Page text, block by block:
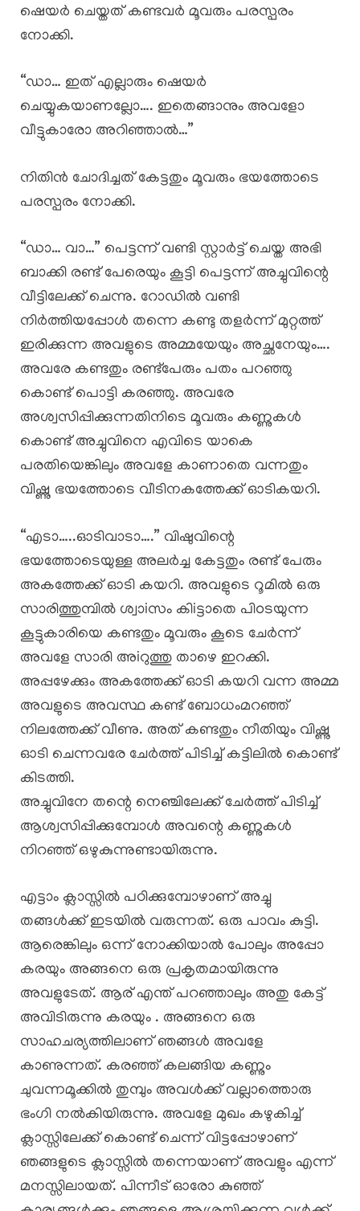
ഷെയർ ചെയ്തത് കണ്ടവർ മൂവരും പരസ്പരം
നോക്കി.
“ഡാ… ഇത് എല്ലാരും ഷെയർ
ചെയ്യുകയാണല്ലോ…. ഇതെങ്ങാനും അവളോ
വീട്ടുകാരോ അറിഞ്ഞാൽ…”
നിതിൻ ചോദിച്ചത് കേട്ടതും മൂവരും ഭയത്തോടെ
പരസ്പരം നോക്കി.
“ഡാ… വാ…” പെട്ടന്ന് വണ്ടി സ്റ്റാർട്ട് ചെയ്ത അഭി
ബാക്കി രണ്ട് പേരെയും കൂട്ടി പെട്ടന്ന് അച്ചുവിന്റെ
വീട്ടിലേക്ക് ചെന്നു. റോഡിൽ വണ്ടി
നിർത്തിയപ്പോൾ തന്നെ കണ്ടു തളർന്ന് മുറ്റത്ത്
ഇരിക്കുന്ന അവളുടെ അമ്മയേയും അച്ഛനേയും….
അവരേ കണ്ടതും രണ്ട്പേരും പതം പറഞ്ഞു
കൊണ്ട് പൊട്ടി കരഞ്ഞു. അവരേ
അശ്വസിപ്പിക്കുന്നതിനിടെ മൂവരും കണ്ണുകൾ
കൊണ്ട് അച്ചുവിനെ എവിടെ യാകെ
പരതിയെങ്കിലും അവളേ കാണാതെ വന്നതും
വിഷ്ണു ഭയത്തോടെ വീടിനകത്തേക്ക് ഓടികയറി.
“എടാ…..ഓടിവാടാ….” വിഷുവിന്റെ
ഭയത്തോടെയുള്ള അലർച്ച കേട്ടതും രണ്ട് പേരും
അകത്തേക്ക് ഓടി കയറി. അവളുടെ റൂമിൽ ഒരു
സാരിത്തുമ്പിൽ ശ്വാiസം കിiട്ടാതെ പിoടയുന്ന
കൂട്ടുകാരിയെ കണ്ടതും മൂവരും കൂടെ ചേർന്ന്
അവളേ സാരി അiറുത്തു താഴെ ഇറക്കി.
അപ്പഴേക്കും അകത്തേക്ക് ഓടി കയറി വന്ന അമ്മ
അവളുടെ അവസ്ഥ കണ്ട് ബോധംമറഞ്ഞ്
നിലത്തേക്ക് വീണു. അത് കണ്ടതും നീതിയും വിഷ്ണു
ഓടി ചെന്നവരേ ചേർത്ത് പിടിച്ച് കട്ടിലിൽ കൊണ്ട്
കിടത്തി.
അച്ചുവിനേ തന്റെ നെഞ്ചിലേക്ക് ചേർത്ത് പിടിച്ച്
ആശ്വസിപ്പിക്കുമ്പോൾ അവന്റെ കണ്ണുകൾ
നിറഞ്ഞ് ഒഴുകുന്നുണ്ടായിരുന്നു.
എട്ടാം ക്ലാസ്സിൽ പഠിക്കുമ്പോഴാണ് അച്ചു
തങ്ങൾക്ക് ഇടയിൽ വരുന്നത്. ഒരു പാവം കുട്ടി.
ആരെങ്കിലും ഒന്ന് നോക്കിയാൽ പോലും അപ്പോ
കരയും അങ്ങനെ ഒരു പ്രകൃതമായിരുന്നു
അവളുടേത്. ആര് എന്ത് പറഞ്ഞാലും അതു കേട്ട്
അവിടിരുന്നു കരയും . അങ്ങനെ ഒരു
സാഹചര്യത്തിലാണ് ഞങ്ങൾ അവളേ
കാണുന്നത്. കരഞ്ഞ് കലങ്ങിയ കണ്ണും
ചുവന്നമൂക്കിൽ തുമ്പും അവൾക്ക് വല്ലാത്തൊരു
ഭംഗി നൽകിയിരുന്നു. അവളേ മുഖം കഴുകിച്ച്
ക്ലാസ്സിലേക്ക് കൊണ്ട് ചെന്ന് വിട്ടപ്പോഴാണ്
ഞങ്ങളുടെ ക്ലാസ്സിൽ തന്നെയാണ് അവളും എന്ന്
മനസ്സിലായത്. പിന്നീട് ഓരോ കുഞ്ഞ്